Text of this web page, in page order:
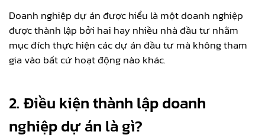
Doanh nghiệp dự án được hiểu là một doanh nghiệp
được thành lập bởi hai hay nhiều nhà đầu tư nhằm
mục đích thực hiện các dự án đầu tư mà không tham
gia vào bất cứ hoạt động nào khác.
2. Điều kiện thành lập doanh
nghiệp dự án là gì?